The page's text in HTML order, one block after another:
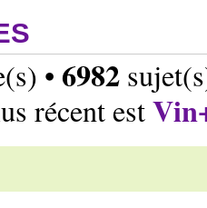
• 6982
récent est